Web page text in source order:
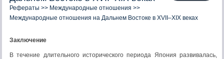
Рефераты >> Международные отношения >>
Международные отношения на Дальнем Востоке в XVII–XIX веках
Заключение
В течение длительного исторического периода Япония развивалась,